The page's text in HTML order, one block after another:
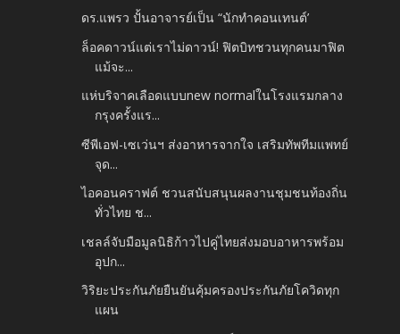
ดร.แพรว ปั้นอาจารย์เป็น “นักทำคอนเทนต์’
ล็อคดาวน์แต่เราไม่ดาวน์! ฟิตบิทชวนทุกคนมาฟิต
แม้จะ...
แห่บริจาคเลือดแบบnew normalในโรงแรมกลาง
กรุงครั้งแร...
ซีพีเอฟ-เซเว่นฯ ส่งอาหารจากใจ เสริมทัพทีมแพทย์
จุด...
ไอคอนคราฟต์ ชวนสนับสนุนผลงานชุมชนท้องถิ่น
ทั่วไทย ช...
เชลล์จับมือมูลนิธิก้าวไปคู่ไทยส่งมอบอาหารพร้อม
อุปก...
วิริยะประกันภัยยืนยันคุ้มครองประกันภัยโควิดทุก
แผน